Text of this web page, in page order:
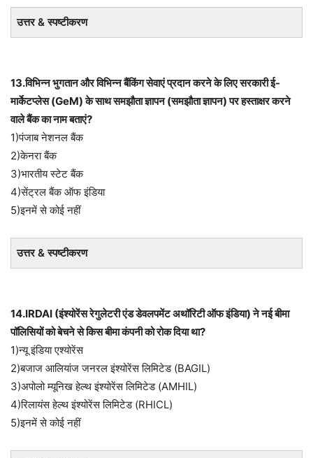
उत्तर & स्पष्टीकरण
13.विभिन्न भुगतान और विभिन्न बैंकिंग सेवाएं प्रदान करने के लिए सरकारी ई-
मार्केटप्लेस (GeM) के साथ समझौता ज्ञापन (समझौता ज्ञापन) पर हस्ताक्षर करने
वाले बैंक का नाम बताएं?
1)पंजाब नेशनल बैंक
2)केनरा बैंक
3)भारतीय स्टेट बैंक
4)सेंट्रल बैंक ऑफ इंडिया
5)इनमें से कोई नहीं
उत्तर & स्पष्टीकरण
14.IRDAI (इंश्योरेंस रेगुलेटरी एंड डेवलपमेंट अथॉरिटी ऑफ इंडिया) ने नई बीमा
पॉलिसियों को बेचने से किस बीमा कंपनी को रोक दिया था?
1)न्यू इंडिया एश्योरेंस
2)बजाज आलियांज जनरल इंश्योरेंस लिमिटेड (BAGIL)
3)अपोलो म्यूनिख हेल्थ इंश्योरेंस लिमिटेड (AMHIL)
4)रिलायंस हेल्थ इंश्योरेंस लिमिटेड (RHICL)
5)इनमें से कोई नहीं